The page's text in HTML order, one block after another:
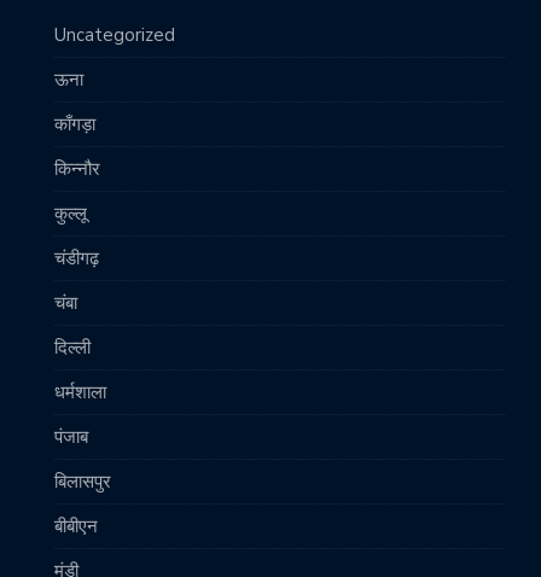
Uncategorized
ऊना
काँगड़ा
किन्नौर
कुल्लू
चंडीगढ़
चंबा
दिल्ली
धर्मशाला
पंजाब
बिलासपुर
बीबीएन
मंडी